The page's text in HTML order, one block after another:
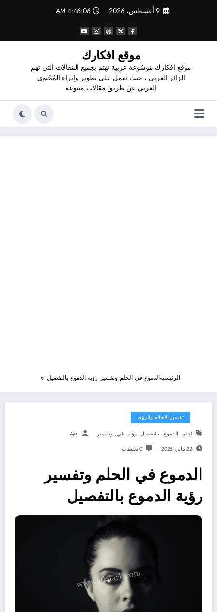
9 أغسطس، 2026 4:46:07 AM
موقع افكارك
موقع افكارك مَوسُوعة عربية تهتم بجميع المَقالات التي تهم
الزائِر العربي ، حيث نعمل على تطوير وإثراء المُحْتوى
العربي عن طريق مقالات متنوعة
الرئيسيةالدموع في الحلم وتفسير رؤية الدموع بالتفصيل
تفسير الاحلام والرؤى
الحلم, الدموع, بالتفصيل, رؤية, في, وتفسير Aya
22 يناير، 2025 0 تعليقات
الدموع في الحلم وتفسير
رؤية الدموع بالتفصيل